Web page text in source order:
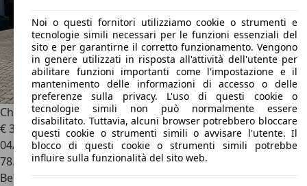
Chevrolet Camaro3.6L RS aut. Cabriolet Special edition
€ 37.900
04/2018
78.000 km
Benzina
Noi o questi fornitori utilizziamo cookie o strumenti e
tecnologie simili necessari per le funzioni essenziali del
sito e per garantirne il corretto funzionamento. Vengono
in genere utilizzati in risposta all'attività dell'utente per
abilitare funzioni importanti come l'impostazione e il
mantenimento delle informazioni di accesso o delle
preferenze sulla privacy. L'uso di questi cookie o
tecnologie simili non può normalmente essere
disabilitato. Tuttavia, alcuni browser potrebbero bloccare
questi cookie o strumenti simili o avvisare l'utente. Il
blocco di questi cookie o strumenti simili potrebbe
influire sulla funzionalità del sito web.